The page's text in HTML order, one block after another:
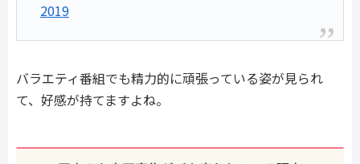
2019
バラエティ番組でも精力的に頑張っている姿が見られ
て、好感が持てますよね。